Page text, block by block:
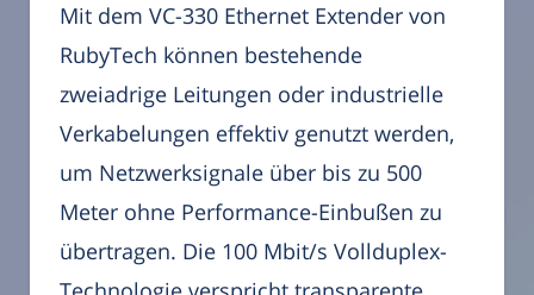
Mit dem VC-330 Ethernet Extender von
RubyTech können bestehende
zweiadrige Leitungen oder industrielle
Verkabelungen effektiv genutzt werden,
um Netzwerksignale über bis zu 500
Meter ohne Performance-Einbußen zu
übertragen. Die 100 Mbit/s Vollduplex-